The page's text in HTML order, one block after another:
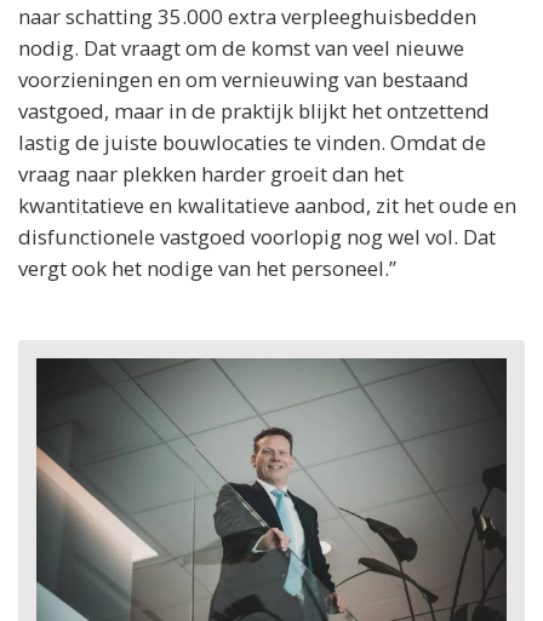
naar schatting 35.000 extra verpleeghuisbedden
nodig. Dat vraagt om de komst van veel nieuwe
voorzieningen en om vernieuwing van bestaand
vastgoed, maar in de praktijk blijkt het ontzettend
lastig de juiste bouwlocaties te vinden. Omdat de
vraag naar plekken harder groeit dan het
kwantitatieve en kwalitatieve aanbod, zit het oude en
disfunctionele vastgoed voorlopig nog wel vol. Dat
vergt ook het nodige van het personeel.”